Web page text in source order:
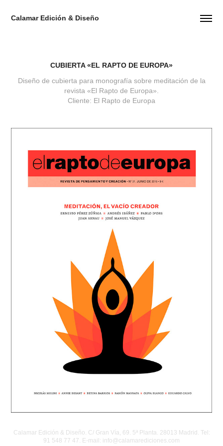
Calamar Edición & Diseño
CUBIERTA «EL RAPTO DE EUROPA»
Diseño de cubierta para monografía sobre meditación de la
revista «El Rapto de Europa».
Cliente: El Rapto de Europa
Calamar Edición & Diseño. C/ Gran Vía, 69. 5ª Planta. 28013 Madrid. Tel:
91 548 77 47. E-mail: info@calamarediciones.com